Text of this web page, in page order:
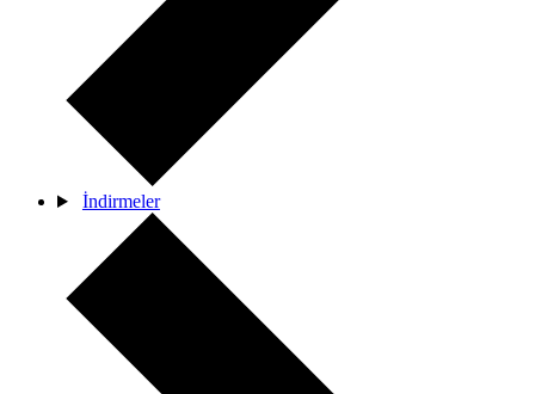
İndirmeler